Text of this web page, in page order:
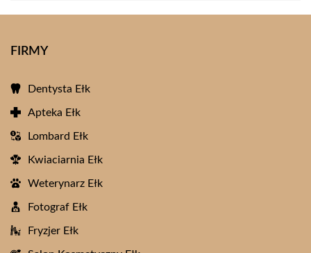
FIRMY
Dentysta Ełk
Apteka Ełk
Lombard Ełk
Kwiaciarnia Ełk
Weterynarz Ełk
Fotograf Ełk
Fryzjer Ełk